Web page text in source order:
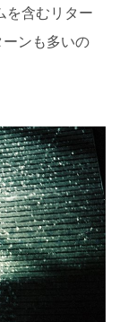
を含むリター
ンも多いの